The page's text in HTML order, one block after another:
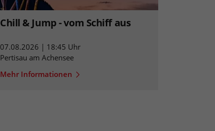
Chill & Jump - vom Schiff aus
07.08.2026 | 18:45 Uhr
Pertisau am Achensee
Mehr Informationen